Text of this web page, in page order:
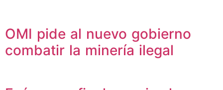
OMI pide al nuevo gobierno
combatir la minería ilegal